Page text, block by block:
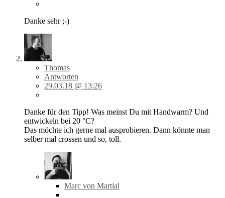
Danke sehr ;-)
Thomas
Antworten
29.03.18 @ 13:26
Danke für den Tipp! Was meinst Du mit Handwarm? Und
entwickeln bei 20 °C?
Das möchte ich gerne mal ausprobieren. Dann könnte man
selber mal crossen und so, toll.
Marc von Martial